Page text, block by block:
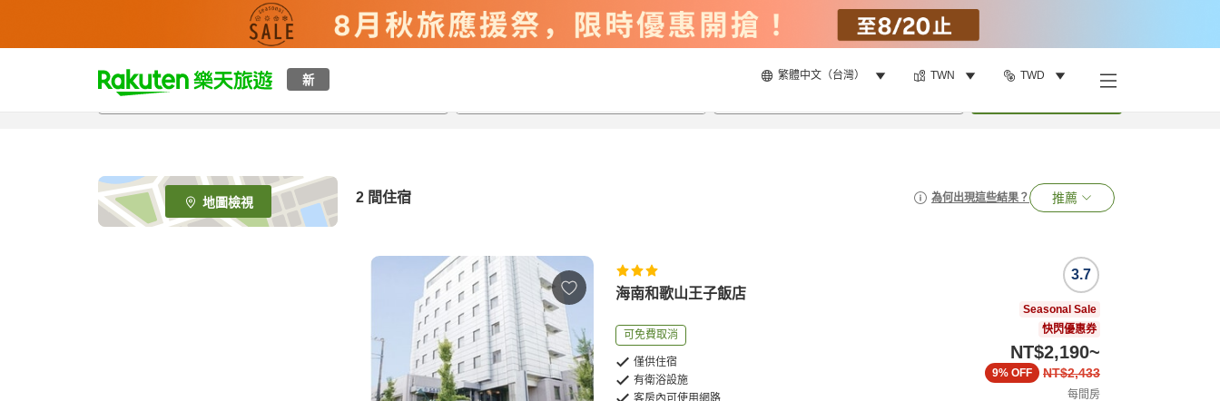
新 繁體中文（台灣） TWN TWD
t
p
e
_
s
地圖檢視 2 間住宿 為何出現這些結果？ 推薦
海南和歌山王子飯店
可免費取消
僅供住宿
有衛浴設施
客房內可使用網路
3.7
Seasonal Sale
快閃優惠券
NT$2,190~
NT$2,433
9% OFF
每間房